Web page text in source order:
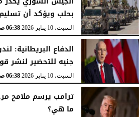
بحلب ويؤكد أن
السبت، 10 يناير 2026 06:38 صـ
جنيه للتحضير لنشر
السبت، 10 يناير 2026 06:38 صـ
ترامب يرسم ملامح
ما هي؟